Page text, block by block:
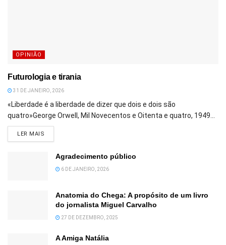
OPINIÃO
Futurologia e tirania
31 DE JANEIRO, 2026
«Liberdade é a liberdade de dizer que dois e dois são
quatro»George Orwell, Mil Novecentos e Oitenta e quatro, 1949...
LER MAIS
Agradecimento público
6 DE JANEIRO, 2026
Anatomia do Chega: A propósito de um livro
do jornalista Miguel Carvalho
27 DE DEZEMBRO, 2025
A Amiga Natália